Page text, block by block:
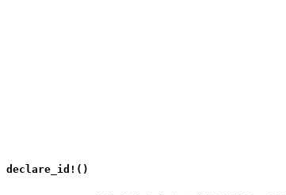
declare_id!()